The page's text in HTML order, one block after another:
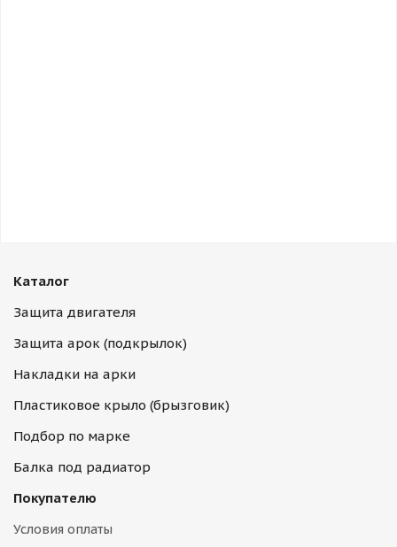
Каталог
Защита двигателя
Защита арок (подкрылок)
Накладки на арки
Пластиковое крыло (брызговик)
Подбор по марке
Балка под радиатор
Покупателю
Условия оплаты